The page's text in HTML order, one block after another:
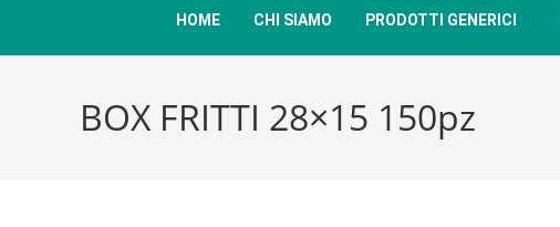
HOME CHI SIAMO PRODOTTI GENERICI
BOX FRITTI 28×15 150pz